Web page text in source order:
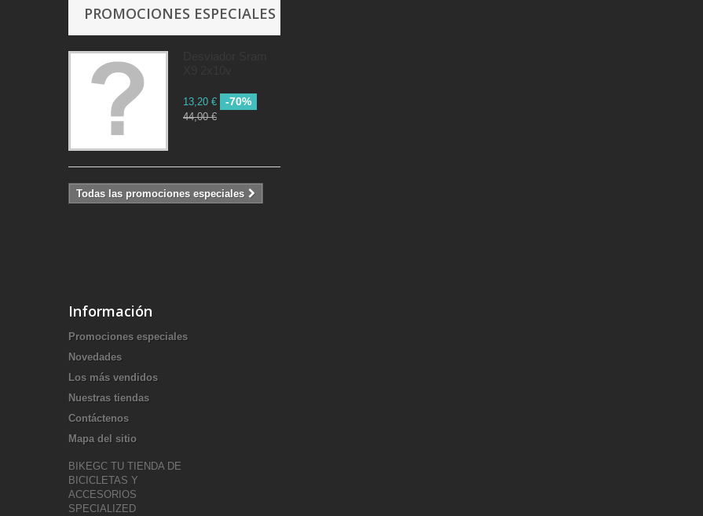
PROMOCIONES ESPECIALES
13,20 € -70%
44,00 €
Todas las promociones especiales
Información
Promociones especiales
Novedades
Los más vendidos
Nuestras tiendas
Contáctenos
Mapa del sitio
BIKEGC TU TIENDA DE
BICICLETAS Y
ACCESORIOS
SPECIALIZED